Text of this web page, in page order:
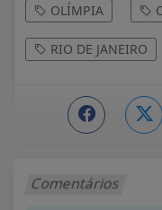
OLÍMPIA
RIO DE JANEIRO
Comentários